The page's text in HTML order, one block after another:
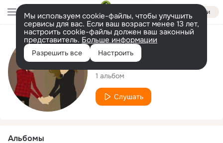
Войти
Мы используем cookie-файлы, чтобы улучшить
сервисы для вас. Если ваш возраст менее 13 лет,
настроить cookie-файлы должен ваш законный
представитель. Больше информации
Разрешить все Настроить
Исполнитель
TNRB
1 альбом
Слушать
Альбомы